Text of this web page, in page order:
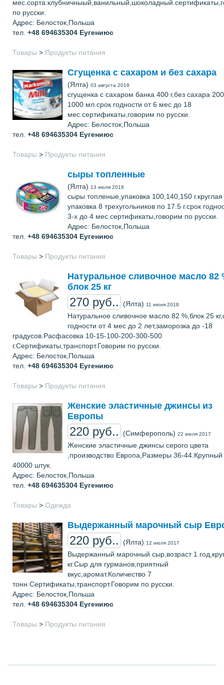
по русски.
Адрес: Белосток,Польша
тел. +48 694635304 Еугениюс
Товары > Продукты питания
Сгущенка с сахаром и без сахара
(Ялта) 03 августа 2018
сгущенка с сахаром банка 400 г,без сахара
1000 мл.срок годности от 6 мес до 18
мес.сертификаты,говорим по русски.
Адрес: Белосток,Польша
тел. +48 694635304 Еугениюс
Товары > Продукты питания
сыры топленные
(Ялта) 13 июля 2018
сыры топленые,упаковка 100,140,150 г.круглая
упаковка 8 трехугольников по 17.5 г.срок
3-х до 4 мес.сертификаты,говорим по русски.
Адрес: Белосток,Польша
тел. +48 694635304 Еугениюс
Товары > Продукты питания
Натуральное сливочное масло 82
блок 25 кг
270 руб.. (Ялта) 11 июня 2018
Натуральное сливочное масло 82 %,блок 25
годности от 4 мес до 2 лет,заморозка до -18
градусов.Расфасовка 10-15-100-200-300-500
г.Сертификаты,транспорт.Говорим по русски.
Адрес: Белосток,Польша
тел. +48 694635304 Еугениюс
Товары > Продукты питания
Женские эластичные джинсы из
Европы
220 руб.. (Симферополь) 22 июля 2017
Женские эластичные джинсы серого цвета
,производство Европа,Размеры 36-44.Крупный
40000 штук.
Адрес: Белосток,Польша
тел. +48 694635304 Еугениюс
Товары > Одежда
Выдержанный марочный сыр
220 руб.. (Ялта) 12 июля 2017
Выдержанный марочный сыр,возраст 1
кг.Сыр для гурманов,приятный
вкус,аромат.Количество 7
тонн.Сертификаты,транспорт.Говорим по русски.
Адрес: Белосток,Польша
тел. +48 694635304 Еугениюс
Товары > Продукты питания